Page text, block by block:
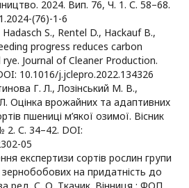
2024. Вип. 76, Ч. 1. С. 58–68.
(76)-1-6
S., Rentel D., Hackauf B.,
progress reduces carbon
Journal of Cleaner Production.
10.1016/j.jclepro.2022.134326
Г. Л., Лозінський М. В.,
Оцінка врожайних та адаптивних
пшениці м’якої озимої. Вісник
2. С. 34–42. DOI:
05
експертизи сортів рослин групи
зернобобових на придатність до
ред. С. О. Ткачик. Вінниця : ФОП